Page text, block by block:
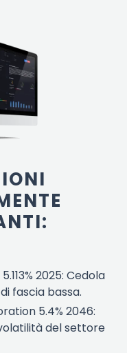
2025: Cedola
fascia bassa.
5.4% 2046:
del settore